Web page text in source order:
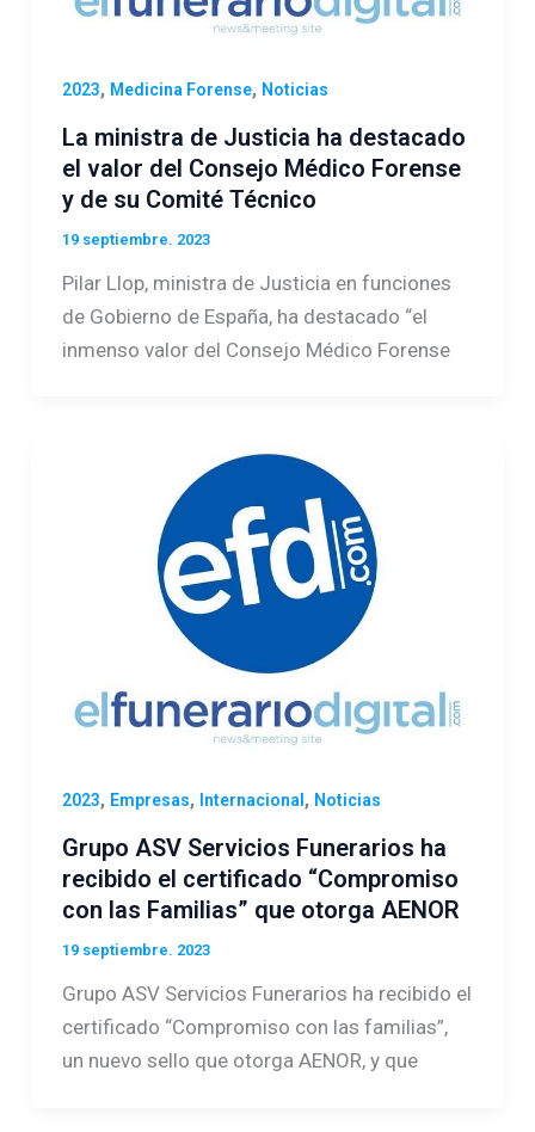
2023, Medicina Forense, Noticias
La ministra de Justicia ha destacado
el valor del Consejo Médico Forense
y de su Comité Técnico
19 septiembre. 2023
Pilar Llop, ministra de Justicia en funciones
de Gobierno de España, ha destacado “el
inmenso valor del Consejo Médico Forense
2023, Empresas, Internacional , Noticias
Grupo ASV Servicios Funerarios ha
recibido el certificado “Compromiso
con las Familias” que otorga AENOR
19 septiembre. 2023
Grupo ASV Servicios Funerarios ha recibido el
certificado “Compromiso con las familias”,
un nuevo sello que otorga AENOR, y que